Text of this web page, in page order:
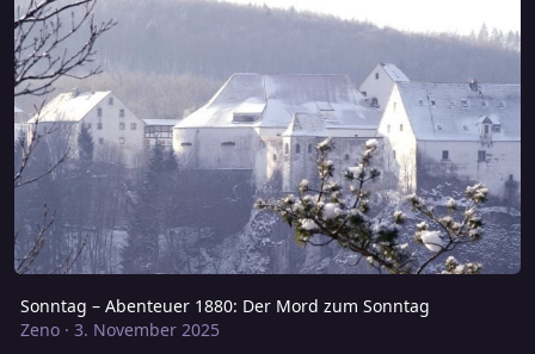
Sonntag – Abenteuer 1880: Der Mord zum Sonntag
Zeno· 3. November 2025